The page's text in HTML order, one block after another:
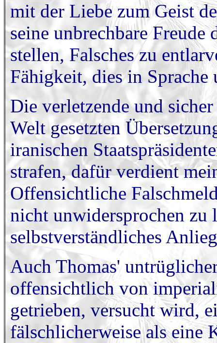
mit der Liebe zum Geist
seine unbrechbare Freude
stellen, Falsches zu
Fähigkeit, dies in Sprache
Die verletzende und
Welt gesetzten
iranischen
strafen, dafür verdient
Offensichtliche
nicht unwidersprochen zu
selbstverständliches
Auch Thomas'
offensichtlich von
getrieben, versucht wird,
fälschlicherweise als